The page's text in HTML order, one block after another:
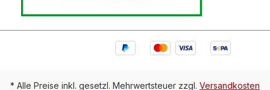
* Alle Preise inkl. gesetzl. Mehrwertsteuer zzgl. Versandkosten